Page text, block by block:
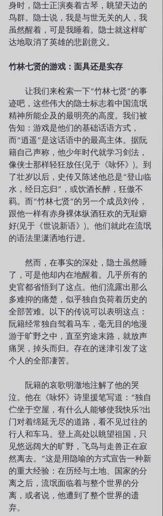
身时，隐士正演奏着古琴，眺望天边的
鸟群。隐士说，我是与世无关的人，我
虽然醒着，可是我睡着。隐士就这样旷
达地取消了英雄的悲剧意义。
竹林七贤的游戏：面具还是实存
迹吧，这些伟大的隐士标志着中国流氓
精神所能企及的最明亮的高度。我们被
告知：游戏是他们的基础话语方式，
而“逍遥”是这话语中的最高主体。据阮
籍自己声称，他少年时代就学习剑法，
像侠士那样轻狂放任(见于《咏怀》)。到
了壮岁以后，史传又陈述他总是“登山临
水，经日忘归”，或饮酒长醉，狂傲不
羁。而“竹林七贤”的另一个成员刘伶，
跟他一样有赤身裸体纵酒狂欢的无耻癖
好(见于《世说新语》)。他们就此在流氓
的语法里潇洒地行进。
然而，在事实的深处，隐士虽然睡
了，可是他却内在地醒着。几乎所有的
史官都省悟到了这点。他们流露出那么
多难抑的痛楚，似乎独自负荷着历史的
全部苦难。以下的传说可以表明这点：
阮籍经常独自驾着马车，毫无目的地漫
游于旷野之中，直至穷途末路，就放声
痛哭，掉头而归。存在的迷津引发了这
个人的全部凄苦。
阮籍的哀歌明澈地注解了他的哭
泣。他在《咏怀》诗里援笔写道：“独自
伫坐于空屋，有什么人能够使我快乐?出
门对着绵延无尽的道路，看不见过往的
行人和车马。登上高处以眺望祖国，只
见悠远阔大的旷野，飞鸟与走兽正在寂
然离去。”这是用隐喻的方式宣告一种新
的重大经验：在历经与土地、国家的分
离之后，流氓面临着与整个世界的分
离，或者说，他遭到了整个世界的遗
弃。